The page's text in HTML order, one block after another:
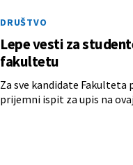
DRUŠTVO
Lepe vesti za
fakultetu
Za sve kandidate Fakulteta
prijemni ispit za upis na